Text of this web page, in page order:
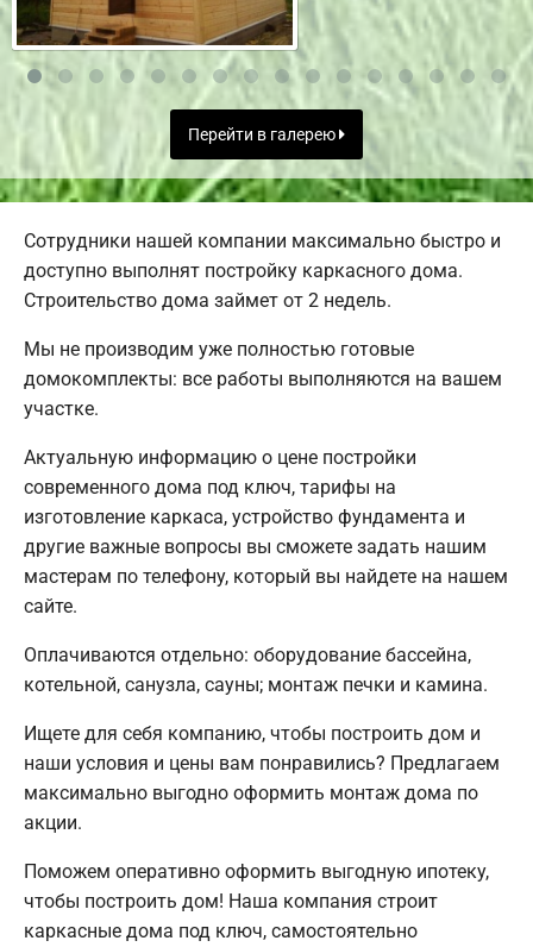
Перейти в галерею
Сотрудники нашей компании максимально быстро и
доступно выполнят постройку каркасного дома.
Строительство дома займет от 2 недель.
Мы не производим уже полностью готовые
домокомплекты: все работы выполняются на вашем
участке.
Актуальную информацию о цене постройки
современного дома под ключ, тарифы на
изготовление каркаса, устройство фундамента и
другие важные вопросы вы сможете задать нашим
мастерам по телефону, который вы найдете на нашем
сайте.
Оплачиваются отдельно: оборудование бассейна,
котельной, санузла, сауны; монтаж печки и камина.
Ищете для себя компанию, чтобы построить дом и
наши условия и цены вам понравились? Предлагаем
максимально выгодно оформить монтаж дома по
акции.
Поможем оперативно оформить выгодную ипотеку,
чтобы построить дом! Наша компания строит
каркасные дома под ключ, самостоятельно